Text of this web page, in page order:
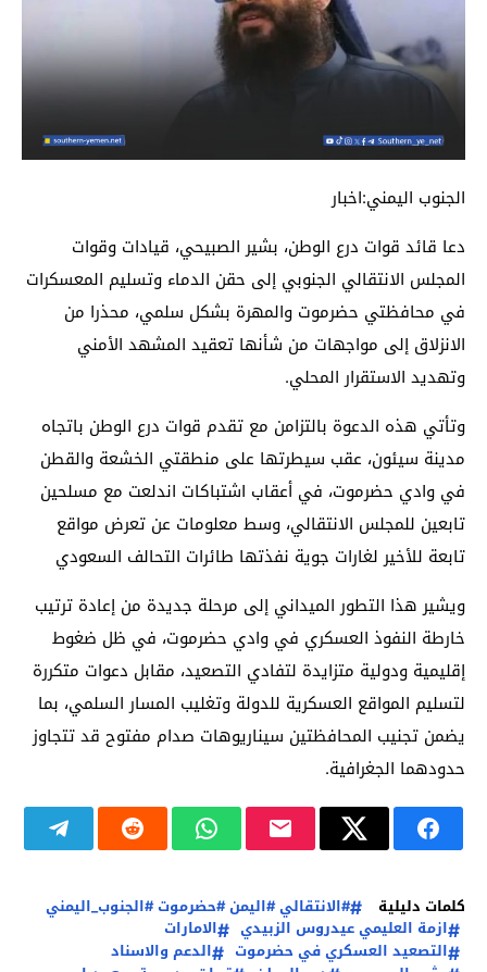
الجنوب اليمني:اخبار
دعا قائد قوات درع الوطن، بشير الصبيحي، قيادات وقوات
المجلس الانتقالي الجنوبي إلى حقن الدماء وتسليم المعسكرات
في محافظتي حضرموت والمهرة بشكل سلمي، محذرا من
الانزلاق إلى مواجهات من شأنها تعقيد المشهد الأمني
وتهديد الاستقرار المحلي.
وتأتي هذه الدعوة بالتزامن مع تقدم قوات درع الوطن باتجاه
مدينة سيئون، عقب سيطرتها على منطقتي الخشعة والقطن
في وادي حضرموت، في أعقاب اشتباكات اندلعت مع مسلحين
تابعين للمجلس الانتقالي، وسط معلومات عن تعرض مواقع
تابعة للأخير لغارات جوية نفذتها طائرات التحالف السعودي
ويشير هذا التطور الميداني إلى مرحلة جديدة من إعادة ترتيب
خارطة النفوذ العسكري في وادي حضرموت، في ظل ضغوط
إقليمية ودولية متزايدة لتفادي التصعيد، مقابل دعوات متكررة
لتسليم المواقع العسكرية للدولة وتغليب المسار السلمي، بما
يضمن تجنيب المحافظتين سيناريوهات صدام مفتوح قد تتجاوز
حدودهما الجغرافية.
كلمات دليلية
#الانتقالي #اليمن #حضرموت #الجنوب_اليمني
ازمة العليمي عيدروس الزبيدي
الامارات
التصعيد العسكري في حضرموت
الدعم والاسناد